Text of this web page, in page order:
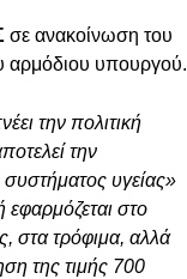
σε ανακοίνωση του
αρμόδιου υπουργού.
την πολιτική
την
υγείας»
εφαρμόζεται στο
στα τρόφιμα, αλλά
της τιμής 700